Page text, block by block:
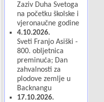
Zaziv Duha Svetoga
na početku školske i
vjeronaučne godine
4.10.2026.
Sveti Franjo Asiški -
800. obljetnica
preminuća; Dan
zahvalnosti za
plodove zemlje u
Backnangu
17.10.2026.